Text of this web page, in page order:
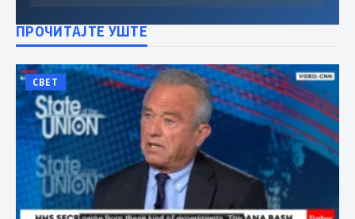
ПРОЧИТАЈТЕ УШТЕ
СВЕТ